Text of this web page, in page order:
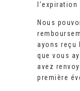
Nous
ayons reçu
que vous
avez
première